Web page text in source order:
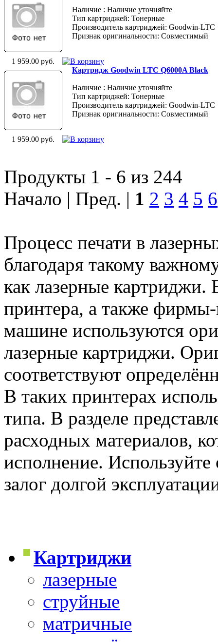
Наличие : Наличие уточняйте
Тип картриджей: Тонерные
Производитель картриджей: Goodwin-LTC
Признак оригинальности: Совместимый
1 959.00 руб.
Картридж Goodwin LTC Q6000A Black
Наличие : Наличие уточняйте
Тип картриджей: Тонерные
Производитель картриджей: Goodwin-LTC
Признак оригинальности: Совместимый
1 959.00 руб.
Продукты 1 - 6 из 244
Начало | Пред. | 1 2 3 4 5 6
Процесс печати в
благодаря такому
как лазерные картриджи.
принтера, а также
машине используются
лазерные картриджи.
соответствуют
В таких принтерах
типа. В разделе
расходных материалов,
исполнение.
залог долгой
Картриджи
лазерные
струйные
матричные